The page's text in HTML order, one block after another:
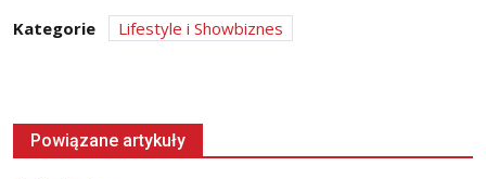
Kategorie Lifestyle i Showbiznes
Powiązane artykuły